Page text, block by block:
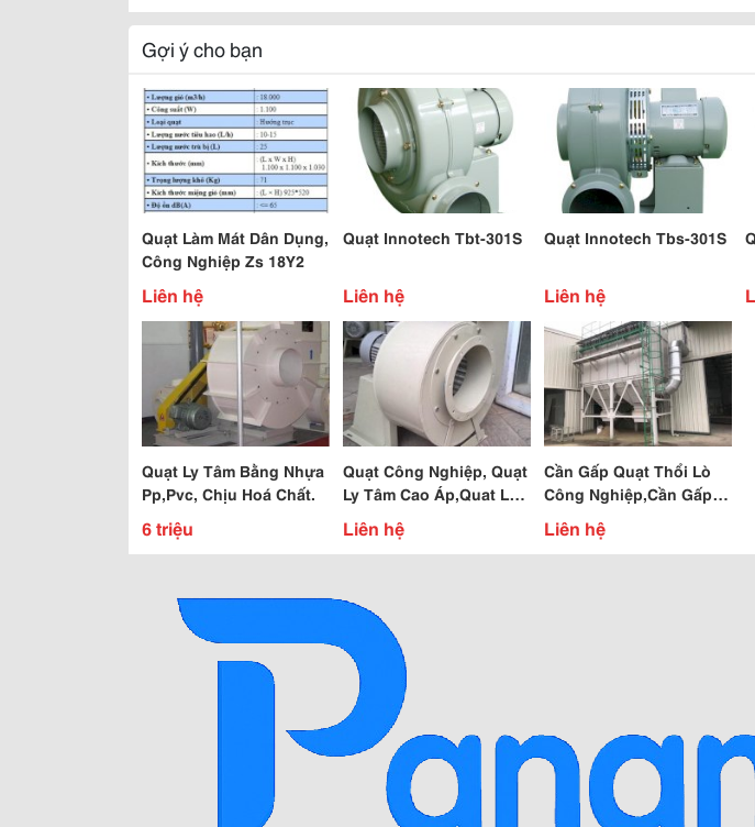
Gợi ý cho bạn
Quạt Làm Mát Dân Dụng,
Công Nghiệp Zs 18Y2
Liên hệ
Quạt Innotech Tbt-301S
Liên hệ
Quạt Innotech Tbs-301S
Liên hệ
Quạt Ly Tâm Bằng Nhựa
Pp,Pvc, Chịu Hoá Chất.
6 triệu
Quạt Công Nghiệp, Quạt
Ly Tâm Cao Áp,Quat Ly
Tâm Gián Tiếp Chạy Dây
Đai
Liên hệ
Cần Gấp Quạt Thổi Lò
Công Nghiệp,Cần Gấp
Quạt Hút ,Quạt Công
Nghiệp Công Suất Lớn
Liên hệ